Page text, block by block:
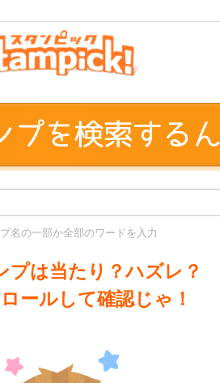
名の一部か全部のワードを入力
プは当たり？ハズレ？
ールして確認じゃ！